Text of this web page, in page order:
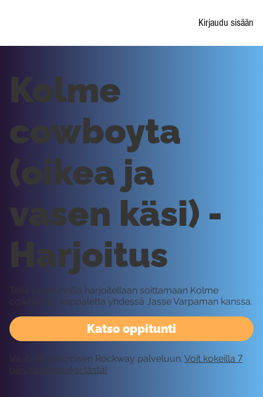
Kirjaudu sisään
Katso oppitunti
Kolme
cowboyta
(oikea ja
vasen käsi) -
Harjoitus
Tällä oppitunnilla harjoitellaan soittamaan Kolme
cowboyta -kappaletta yhdessä Jasse Varpaman kanssa.
Vaatii kirjautumisen Rockway palveluun. Voit kokeilla 7
päivää ilmaiseksi tästä!